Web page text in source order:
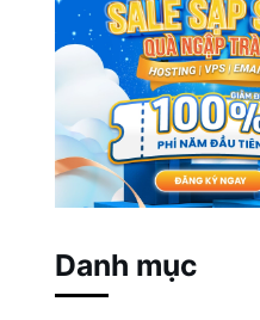
Danh mục